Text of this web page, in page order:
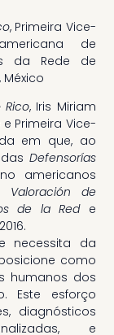
, Primeira Vice-
de
da Rede de
Rico, Iris Miriam
Primeira Vice-
em que, ao
Defensorías
americanos
Valoración de
de la Rede
necessita da
como
humanos dos
Este esforço
diagnósticos
e